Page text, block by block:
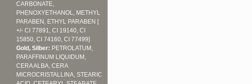
CARBONATE,
PHENOXYETHANOL, METHYL
PARABEN, ETHYL PARABEN [
+/- CI 77891, CI 19140, CI
15850, CI 74160, CI 77499]
Gold, Silber: PETROLATUM,
PARAFFINUM LIQUIDUM,
CERA ALBA, CERA
MICROCRISTALLINA, STEARIC